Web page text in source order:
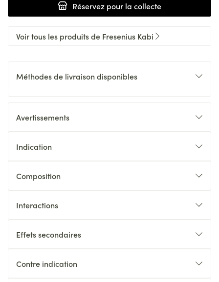
Réservez pour la collecte
Voir tous les produits de Fresenius Kabi
Méthodes de livraison disponibles
Avertissements
Indication
Composition
Interactions
Effets secondaires
Contre indication